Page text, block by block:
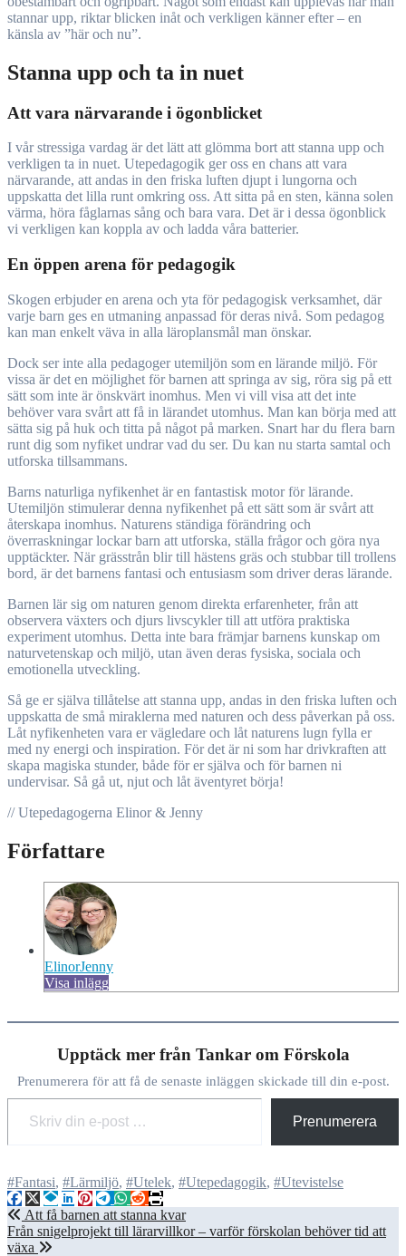
stannar upp, riktar blicken inåt och verkligen känner efter – en
känsla av ”här och nu”.
Stanna upp och ta in nuet
Att vara närvarande i ögonblicket
I vår stressiga vardag är det lätt att glömma bort att stanna upp och
verkligen ta in nuet. Utepedagogik ger oss en chans att vara
närvarande, att andas in den friska luften djupt i lungorna och
uppskatta det lilla runt omkring oss. Att sitta på en sten, känna solen
värma, höra fåglarnas sång och bara vara. Det är i dessa ögonblick
vi verkligen kan koppla av och ladda våra batterier.
En öppen arena för pedagogik
Skogen erbjuder en arena och yta för pedagogisk verksamhet, där
varje barn ges en utmaning anpassad för deras nivå. Som pedagog
kan man enkelt väva in alla läroplansmål man önskar.
Dock ser inte alla pedagoger utemiljön som en lärande miljö. För
vissa är det en möjlighet för barnen att springa av sig, röra sig på ett
sätt som inte är önskvärt inomhus. Men vi vill visa att det inte
behöver vara svårt att få in lärandet utomhus. Man kan börja med att
sätta sig på huk och titta på något på marken. Snart har du flera barn
runt dig som nyfiket undrar vad du ser. Du kan nu starta samtal och
utforska tillsammans.
Barns naturliga nyfikenhet är en fantastisk motor för lärande.
Utemiljön stimulerar denna nyfikenhet på ett sätt som är svårt att
återskapa inomhus. Naturens ständiga förändring och
överraskningar lockar barn att utforska, ställa frågor och göra nya
upptäckter. När grässtrån blir till hästens gräs och stubbar till trollens
bord, är det barnens fantasi och entusiasm som driver deras lärande.
Barnen lär sig om naturen genom direkta erfarenheter, från att
observera växters och djurs livscykler till att utföra praktiska
experiment utomhus. Detta inte bara främjar barnens kunskap om
naturvetenskap och miljö, utan även deras fysiska, sociala och
emotionella utveckling.
Så ge er själva tillåtelse att stanna upp, andas in den friska luften och
uppskatta de små miraklerna med naturen och dess påverkan på oss.
Låt nyfikenheten vara er vägledare och låt naturens lugn fylla er
med ny energi och inspiration. För det är ni som har drivkraften att
skapa magiska stunder, både för er själva och för barnen ni
undervisar. Så gå ut, njut och låt äventyret börja!
// Utepedagogerna Elinor & Jenny
Författare
ElinorJenny
Visa inlägg
Upptäck mer från Tankar om Förskola
Prenumerera för att få de senaste inläggen skickade till din e-post.
Skriv din e-post …
Prenumerera
#Fantasi, #Lärmiljö, #Utelek, #Utepedagogik, #Utevistelse
Inläggsnavigering
Att få barnen att stanna kvar
Från snigelprojekt till lärarvillkor – varför förskolan behöver tid att
växa